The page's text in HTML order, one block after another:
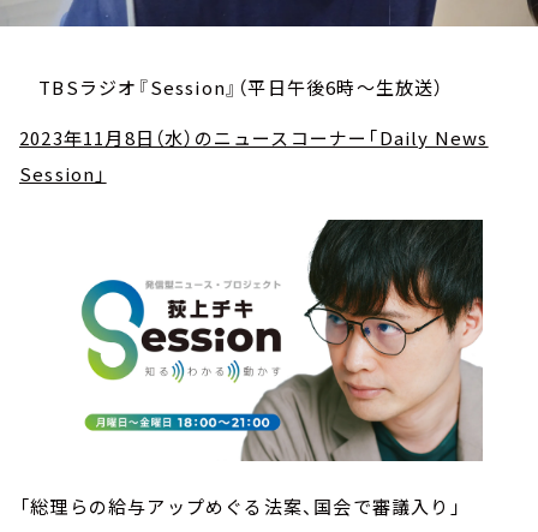
TBSラジオ『Session』（平日午後6時～生放送）
2023年11月8日（水）のニュースコーナー「Daily News
Session」
「総理らの給与アップめぐる法案、国会で審議入り」